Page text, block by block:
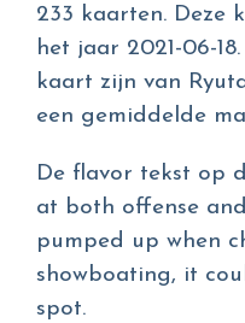
233 kaarten. Deze
het jaar 2021-06-
kaart zijn van
een gemiddelde
De flavor tekst op
at both offense
pumped up when
showboating, it
spot.